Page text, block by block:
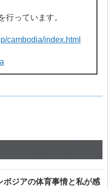
行っています。
cambodia/index.html
ボジアの体育事情と私が感